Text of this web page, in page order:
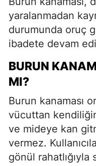
yaralanmadan
durumunda oruç
ibadete devam
BURUN
MI?
Burun kanaması
vücuttan
ve mideye kan
vermez.
gönül rahatlığıyla